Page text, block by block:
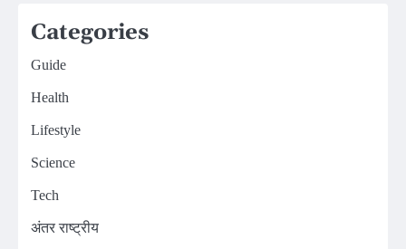
Categories
Guide
Health
Lifestyle
Science
Tech
अंतर राष्ट्रीय